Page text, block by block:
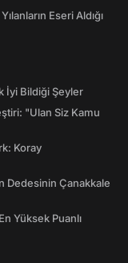
Eseri Aldığı
İyi Bildiği Şeyler
"Ulan Siz Kamu
Koray
Dedesinin Çanakkale
Yüksek Puanlı